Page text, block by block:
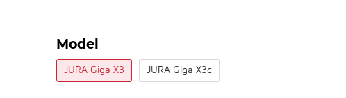
Model
JURA Giga X3 JURA Giga X3c